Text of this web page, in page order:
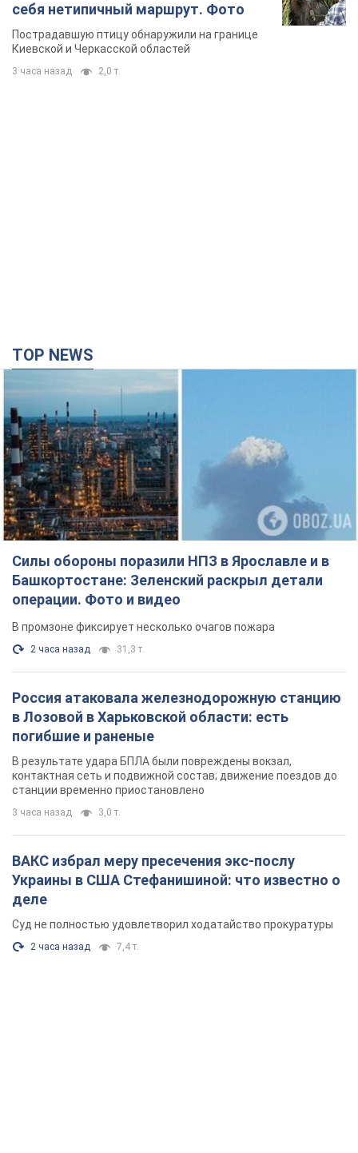
себя нетипичный маршрут. Фото
Пострадавшую птицу обнаружили на границе
Киевской и Черкасской областей
3 часа назад 2,0 т.
TOP NEWS
Силы обороны поразили НПЗ в Ярославле и в
Башкортостане: Зеленский раскрыл детали
операции. Фото и видео
В промзоне фиксирует несколько очагов пожара
2 часа назад 31,3 т.
Россия атаковала железнодорожную станцию
в Лозовой в Харьковской области: есть
погибшие и раненые
В результате удара БПЛА были повреждены вокзал,
контактная сеть и подвижной состав; движение поездов до
станции временно приостановлено
3 часа назад 3,0 т.
ВАКС избрал меру пресечения экс-послу
Украины в США Стефанишиной: что известно о
деле
Суд не полностью удовлетворил ходатайство прокуратуры
2 часа назад 7,4 т.